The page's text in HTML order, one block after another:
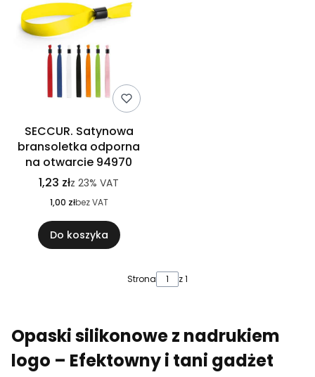
SECCUR. Satynowa
bransoletka odporna
na otwarcie 94970
1,23 złz 23% VAT
1,00 złbez VAT
Do koszyka
Strona z 1
Opaski silikonowe z nadrukiem
logo – Efektowny i tani gadżet